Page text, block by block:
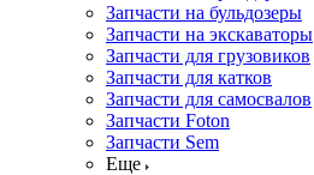
Запчасти на бульдозеры
Запчасти на экскаваторы
Запчасти для грузовиков
Запчасти для катков
Запчасти для самосвалов
Запчасти Foton
Запчасти Sem
Еще